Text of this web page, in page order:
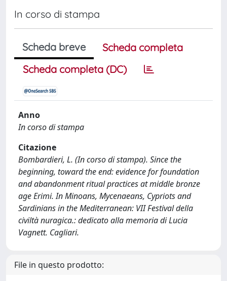
In corso di stampa
Scheda breve
Scheda completa
Scheda completa (DC)
Anno
In corso di stampa
Citazione
Bombardieri, L. (In corso di stampa). Since the
beginning, toward the end: evidence for foundation
and abandonment ritual practices at middle bronze
age Erimi. In Minoans, Mycenaeans, Cypriots and
Sardinians in the Mediterranean: VII Festival della
civiltà nuragica.: dedicato alla memoria di Lucia
Vagnett. Cagliari.
File in questo prodotto: